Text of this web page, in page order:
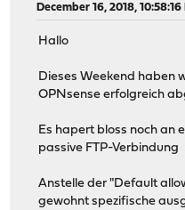
December 16, 2018, 10:58:16
Hallo
Dieses Weekend haben
OPNsense erfolgreich
Es hapert bloss noch an
passive FTP-Verbindung
Anstelle der "Default
gewohnt spezifische